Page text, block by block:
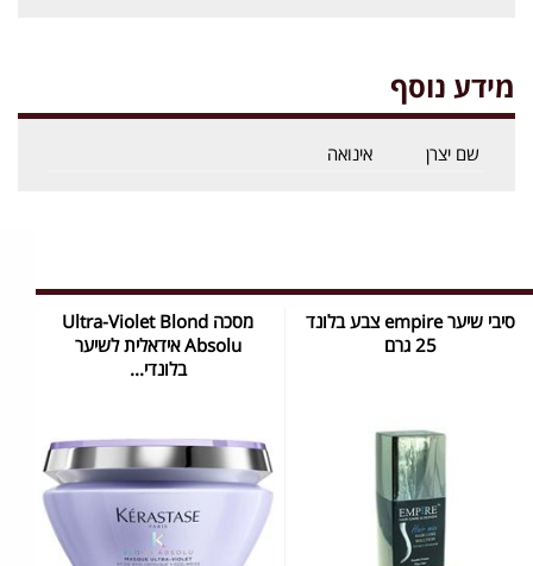
מידע נוסף
שם יצרן אינואה
סיבי שיער empire צבע בלונד
25 גרם
מסכה Ultra-Violet Blond
Absolu אידאלית לשיער
בלונדי...